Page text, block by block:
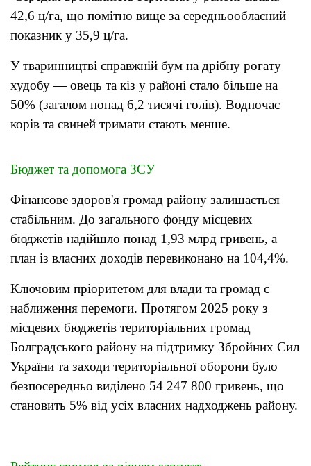
42,6 ц/га, що помітно вище за середньообласний
показник у 35,9 ц/га.
У тваринництві справжній бум на дрібну рогату
худобу — овець та кіз у районі стало більше на
50% (загалом понад 6,2 тисячі голів). Водночас
корів та свиней тримати стають менше.
Бюджет та допомога ЗСУ
Фінансове здоров'я громад району залишається
стабільним. До загального фонду місцевих
бюджетів надійшло понад 1,93 млрд гривень, а
план із власних доходів перевиконано на 104,4%.
Ключовим пріоритетом для влади та громад є
наближення перемоги. Протягом 2025 року з
місцевих бюджетів територіальних громад
Болградського району на підтримку Збройних Сил
України та заходи територіальної оборони було
безпосередньо виділено 54 247 800 гривень, що
становить 5% від усіх власних надходжень району.